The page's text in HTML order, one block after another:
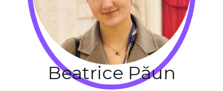
Beatrice Păun